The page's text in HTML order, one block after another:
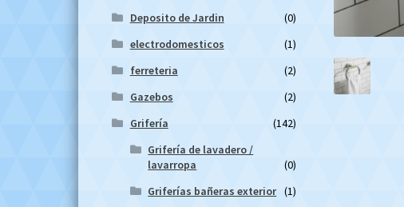
Deposito de Jardin
(0)
electrodomesticos
(1)
ferreteria
(2)
Gazebos
(2)
Grifería
(142)
Grifería de lavadero /
lavarropa
(0)
Griferías bañeras exterior (1)